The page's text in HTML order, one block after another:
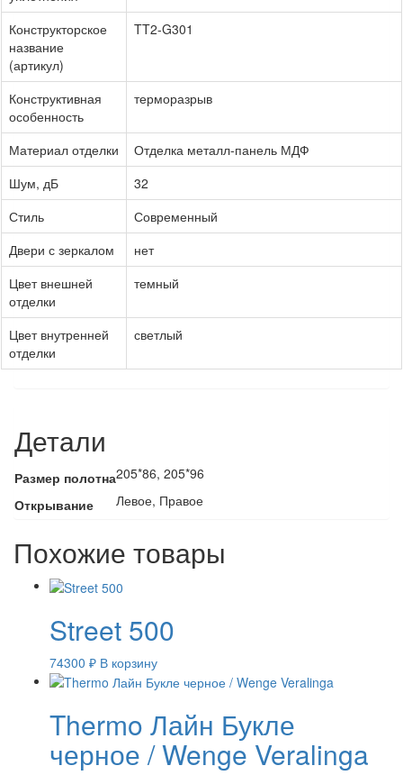
Конструкторское
название
(артикул)
TT2-G301
Конструктивная
особенность
терморазрыв
Материал отделки
Отделка металл-панель МДФ
Шум, дБ
32
Стиль
Современный
Двери с зеркалом
нет
Цвет внешней
отделки
темный
Цвет внутренней
отделки
светлый
Детали
Размер полотна205*86, 205*96
Открывание
Левое, Правое
Похожие товары
Street 500
74300 ₽ В корзину
Thermo Лайн Букле
черное / Wenge Veralinga